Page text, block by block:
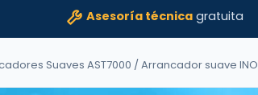
Asesoría técnicagratuita
Suaves AST7000 / Arrancador suave